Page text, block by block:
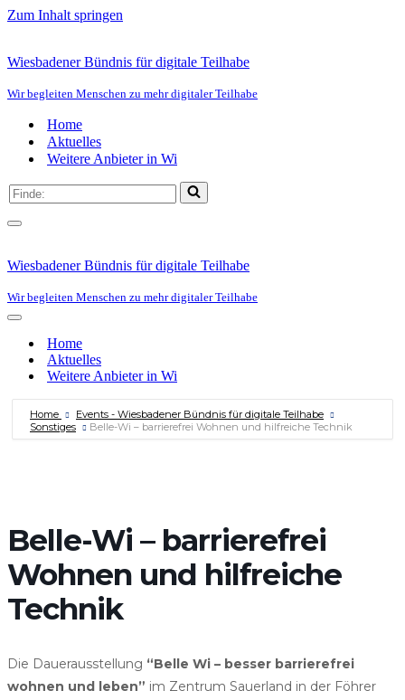
Zum Inhalt springen
Wiesbadener Bündnis für digitale Teilhabe
Wir begleiten Menschen zu mehr digitaler Teilhabe
Home
Aktuelles
Weitere Anbieter in Wi
Suchen
nach …
Navigationsmenü
Wiesbadener Bündnis für digitale Teilhabe
Wir begleiten Menschen zu mehr digitaler Teilhabe
Navigationsmenü
Home
Aktuelles
Weitere Anbieter in Wi
Home
Events - Wiesbadener Bündnis für digitale Teilhabe
Sonstiges
Belle-Wi – barrierefrei Wohnen und hilfreiche Technik
Belle-Wi – barrierefrei
Wohnen und hilfreiche
Technik
Die Dauerausstellung “Belle Wi – besser barrierefrei
wohnen und leben” im Zentrum Sauerland in der Föhrer